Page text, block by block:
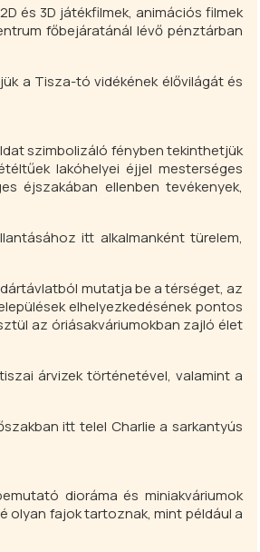
és 3D játékfilmek, animációs filmek
főbejáratánál lévő pénztárban
a Tisza-tó vidékének élővilágát és
szimbolizáló fényben tekinthetjük
lakóhelyei éjjel mesterséges
éjszakában ellenben tevékenyek,
itt alkalmanként türelem,
mutatja be a térséget, az
elhelyezkedésének pontos
az óriásakváriumokban zajló élet
árvizek történetével, valamint a
itt telel Charlie a sarkantyús
dioráma és miniakváriumok
olyan fajok tartoznak, mint például a